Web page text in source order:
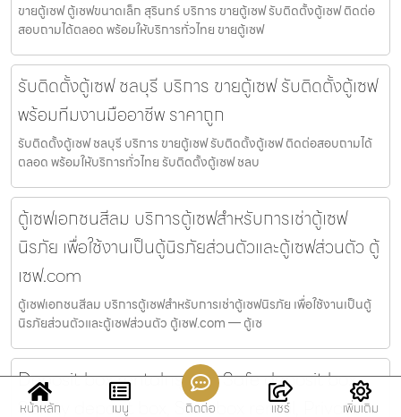
ขายตู้เซฟ ตู้เซฟขนาดเล็ก สุรินทร์ บริการ ขายตู้เซฟ รับติดตั้งตู้เซฟ ติดต่อ
สอบถามได้ตลอด พร้อมให้บริการทั่วไทย ขายตู้เซฟ
รับติดตั้งตู้เซฟ ชลบุรี บริการ ขายตู้เซฟ รับติดตั้งตู้เซฟ
พร้อมทีมงานมืออาชีพ ราคาถูก
รับติดตั้งตู้เซฟ ชลบุรี บริการ ขายตู้เซฟ รับติดตั้งตู้เซฟ ติดต่อสอบถามได้
ตลอด พร้อมให้บริการทั่วไทย รับติดตั้งตู้เซฟ ชลบ
ตู้เซฟเอกชนสีลม บริการตู้เซฟสำหรับการเช่าตู้เซฟ
นิรภัย เพื่อใช้งานเป็นตู้นิรภัยส่วนตัวและตู้เซฟส่วนตัว ตู้
เซฟ.com
ตู้เซฟเอกชนสีลม บริการตู้เซฟสำหรับการเช่าตู้เซฟนิรภัย เพื่อใช้งานเป็นตู้
นิรภัยส่วนตัวและตู้เซฟส่วนตัว ตู้เซฟ.com — ตู้เซ
Deposit box rentalกรุงเทพ Safe deposit box,
Safety deposit box, Safe box rental, Private
หน้าหลัก เมนู ติดต่อ แชร์ เพิ่มเติม